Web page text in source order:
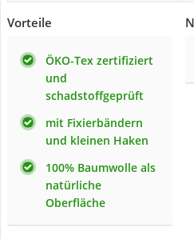
Vorteile
ÖKO-Tex zertifiziert
und
schadstoffgeprüft
mit Fixierbändern
und kleinen Haken
100% Baumwolle als
natürliche
Oberfläche